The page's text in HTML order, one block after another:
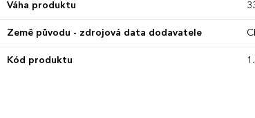
Váha produktu
Země původu - zdrojová data dodavatele
Kód produktu